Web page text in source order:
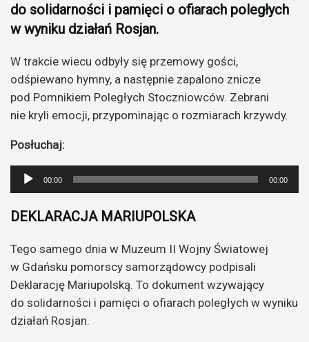
do solidarności i pamięci o ofiarach poległych
w wyniku działań Rosjan.
W trakcie wiecu odbyły się przemowy gości,
odśpiewano hymny, a następnie zapalono znicze
pod Pomnikiem Poległych Stoczniowców. Zebrani
nie kryli emocji, przypominając o rozmiarach krzywdy.
Posłuchaj:
Odtwarzacz
plików
dźwiękowych
00:00 00:00
DEKLARACJA MARIUPOLSKA
Tego samego dnia w Muzeum II Wojny Światowej
w Gdańsku pomorscy samorządowcy podpisali
Deklarację Mariupolską. To dokument wzywający
do solidarności i pamięci o ofiarach poległych w wyniku
działań Rosjan.